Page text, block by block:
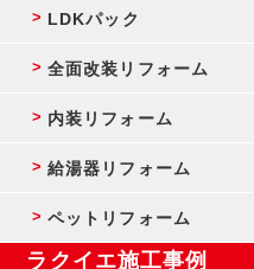
LDKパック
全面改装リフォーム
内装リフォーム
給湯器リフォーム
ペットリフォーム
ラクイエ施工事例